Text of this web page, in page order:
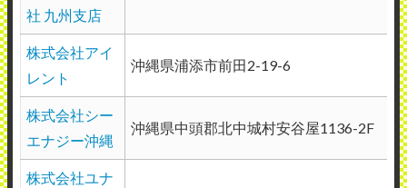
社 九州支店
株式会社アイ
レント
沖縄県浦添市前田2-19-6
株式会社シー
エナジー沖縄
沖縄県中頭郡北中城村安谷屋1136-2F
株式会社ユナ